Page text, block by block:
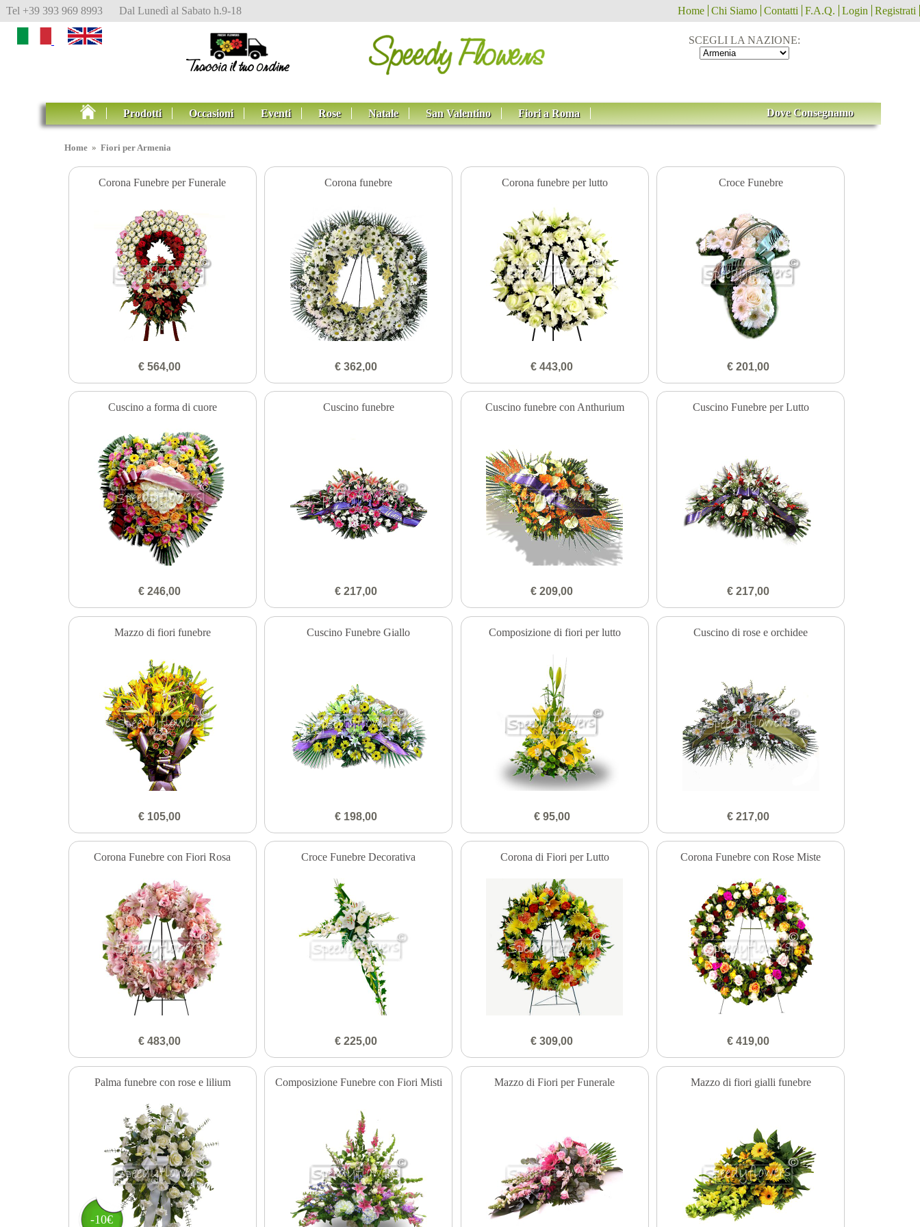
Tel +39 393 969 8993 Dal Lunedì al Sabato h.9-18 Home Chi Siamo Contatti F.A.Q. Login Registrati
SCEGLI LA NAZIONE:
Prodotti Occasioni Eventi Rose Natale San Valentino Fiori a Roma Dove Consegnamo
Home »Fiori per Armenia
Corona Funebre per Funerale
€ 564,00
Corona funebre
€ 362,00
Corona funebre per lutto
€ 443,00
Croce Funebre
€ 201,00
Cuscino a forma di cuore
€ 246,00
Cuscino funebre
€ 217,00
Cuscino funebre con Anthurium
€ 209,00
Cuscino Funebre per Lutto
€ 217,00
Mazzo di fiori funebre
€ 105,00
Cuscino Funebre Giallo
€ 198,00
Composizione di fiori per lutto
€ 95,00
Cuscino di rose e orchidee
€ 217,00
Corona Funebre con Fiori Rosa
€ 483,00
Croce Funebre Decorativa
€ 225,00
Corona di Fiori per Lutto
€ 309,00
Corona Funebre con Rose Miste
€ 419,00
Palma funebre con rose e lilium
-10€
Composizione Funebre con Fiori Misti Mazzo di Fiori per Funerale Mazzo di fiori gialli funebre